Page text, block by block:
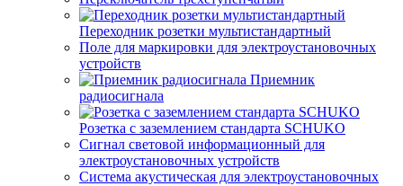
Переходник розетки мультистандартный
Поле для маркировки для электроустановочных
устройств
Приемник
радиосигнала
Розетка с заземлением стандарта SCHUKO
Сигнал световой информационный для
электроустановочных устройств
Система акустическая для электроустановочных